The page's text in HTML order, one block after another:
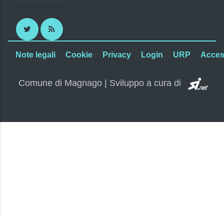
Twitter RSS
Note legali Cookie Privacy Login URP
Comune di Magnago | Sviluppo a cura di